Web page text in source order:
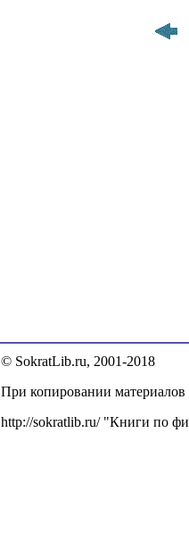
© SokratLib.ru, 2001-2018
При копировании материалов
http://sokratlib.ru/ "Книги по